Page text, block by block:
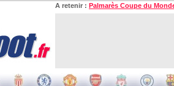
A retenir : Palmarès Coupe du